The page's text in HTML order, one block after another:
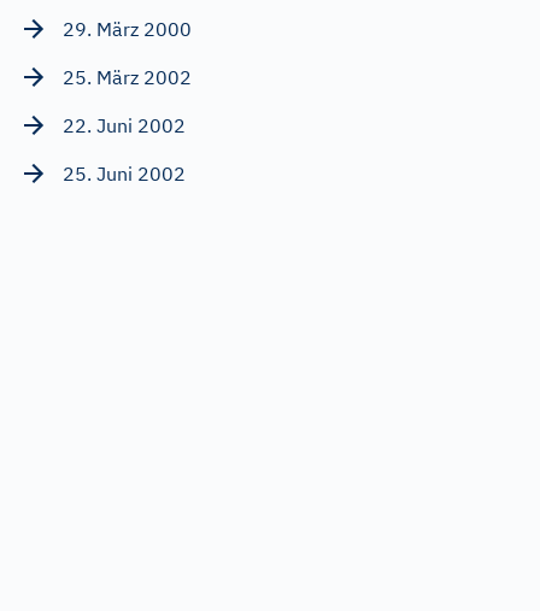
29. März 2000
25. März 2002
22. Juni 2002
25. Juni 2002